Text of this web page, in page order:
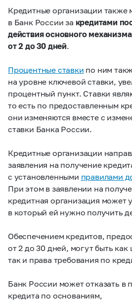
Кредитные организации также
в Банк России за кредитами
действия основного
от 2 до 30 дней.
Процентные ставки по ним
на уровне ключевой ставки,
процентный пункт. Ставки
то есть по предоставленным
они изменяются вместе с
ставки Банка России.
Кредитные организации
заявления на получение
с установленными правилами
При этом в заявлении на
кредитная организация может
в который ей нужно получить
Обеспечением кредитов,
от 2 до 30 дней, могут быть как
так и права требования по
Банк России может отказать в
кредита по основаниям,